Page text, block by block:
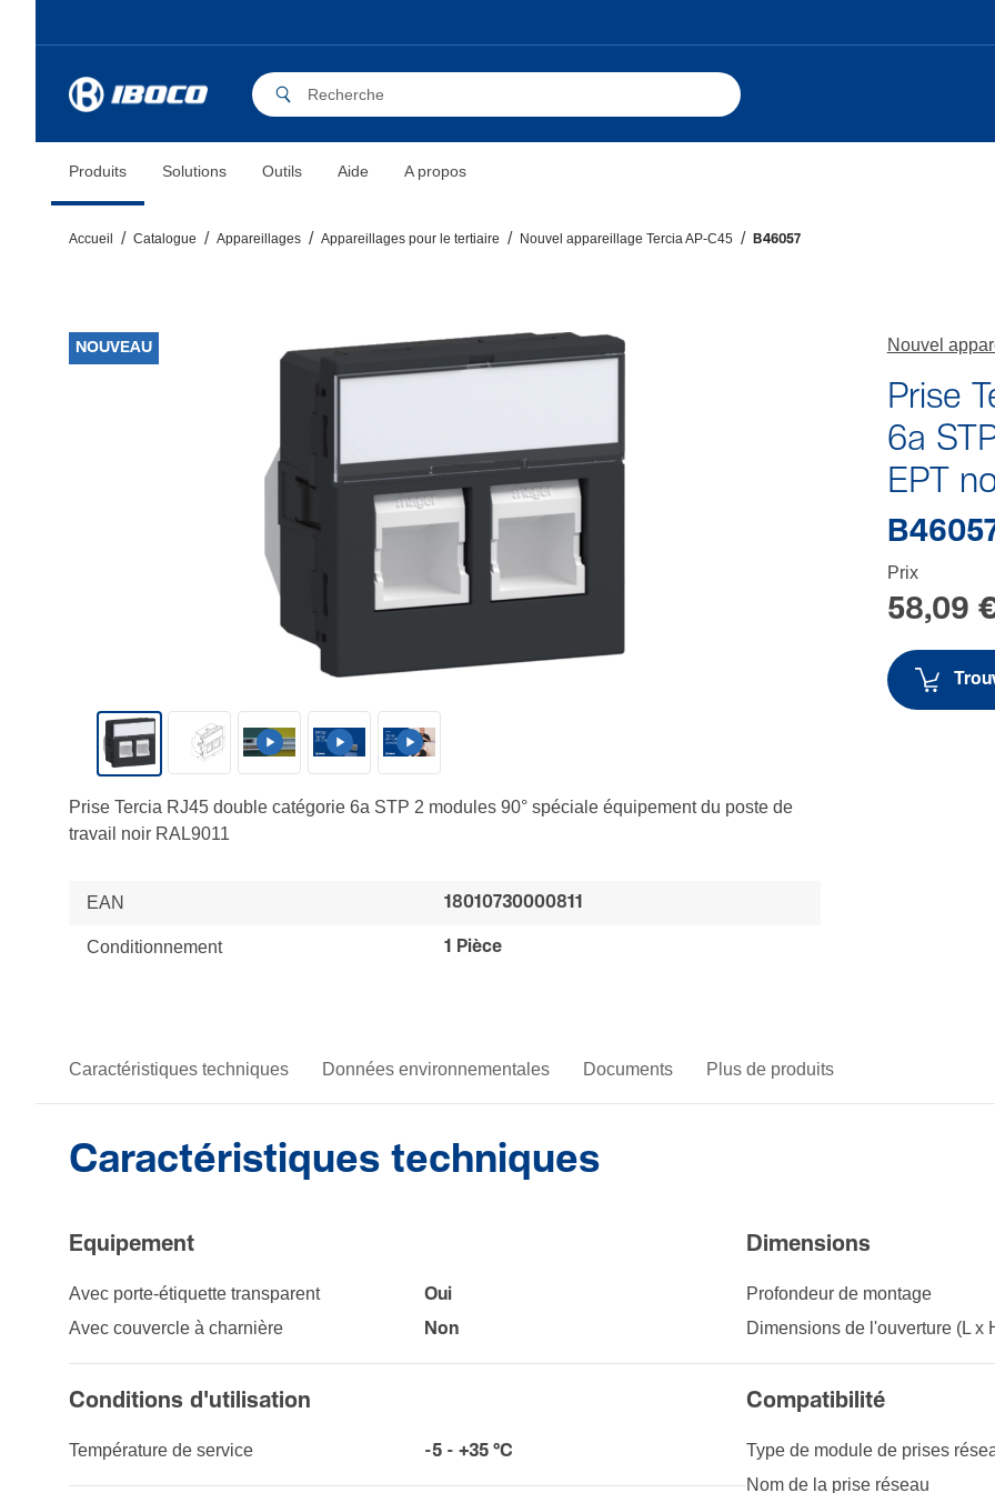
Produits Solutions Outils Aide A propos
Accueil Catalogue Appareillages Appareillages pour le tertiaire Nouvel appareillage Tercia AP-C45 B46057
NOUVEAU
Prise Tercia RJ45 double catégorie 6a STP 2 modules 90° spéciale équipement du poste de
travail noir RAL9011
EAN 18010730000811
Conditionnement 1 Pièce
Nouvel
Prise
6a
EPT
Prix
58,09
Caractéristiques techniques Données environnementales Documents Plus de produits
Caractéristiques techniques
Equi­pe­ment
Avec porte-­étiquette trans­pa­rent
Oui
Avec couvercle à char­nière
Non
Condi­tions d'uti­li­sa­tion
Tempé­ra­ture de service -5 - +35 °C
Dimen­sions
Profondeur de montage
Dimen­sions de l'ou­ver­ture (L x
Compatibilité
Type de module de prises
Nom de la prise réseau